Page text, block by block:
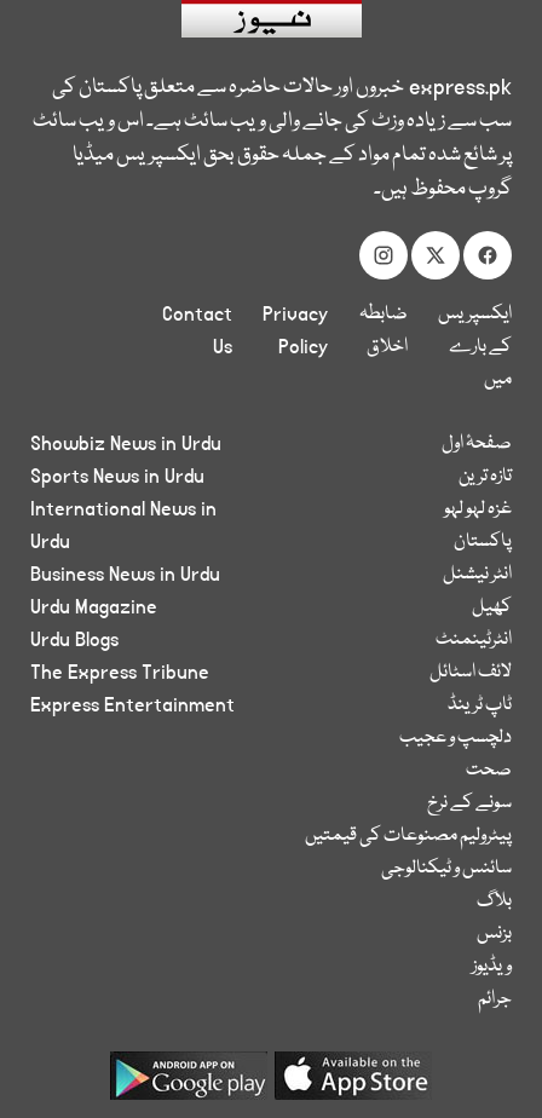
express.pkخبروں اور حالات حاضرہ سے متعلق پاکستان کی
سب سے زیادہ وزٹ کی جانے والی ویب سائٹ ہے۔ اس ویب سائٹ
پر شائع شدہ تمام مواد کے جملہ حقوق بحق ایکسپریس میڈیا
گروپ محفوظ ہیں۔
ایکسپریس
کے بارے
میں
ضابطہ
اخلاق
Privacy
Policy
Contact
Us
صفحۂ اول
تازہ ترین
غزہ لہو لہو
پاکستان
انٹر نیشنل
کھیل
انٹرٹینمنٹ
لائف اسٹائل
ٹاپ ٹرینڈ
دلچسپ و عجیب
صحت
سونے کے نرخ
پیٹرولیم مصنوعات کی قیمتیں
سائنس و ٹیکنالوجی
بلاگ
بزنس
ویڈیوز
جرائم
Showbiz News in Urdu
Sports News in Urdu
International News in
Urdu
Business News in Urdu
Urdu Magazine
Urdu Blogs
The Express Tribune
Express Entertainment